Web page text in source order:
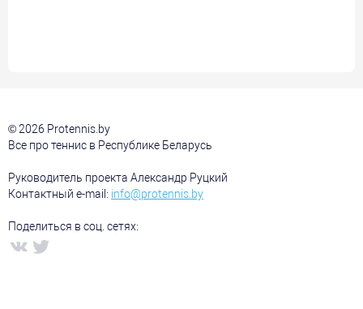
© 2026 Protennis.by
Все про теннис в Республике Беларусь
Руководитель проекта Александр Руцкий
Контактный e-mail: info@protennis.by
Поделиться в соц. сетях: